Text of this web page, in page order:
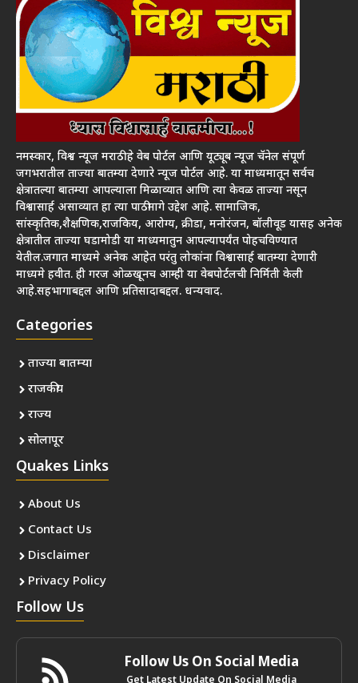
नमस्कार, विश्व न्यूज मराठी हे वेब पोर्टल आणि यूट्यूब न्यूज चॅनेल संपूर्ण
जगभरातील ताज्या बातम्या देणारे न्यूज पोर्टल आहे. या माध्यमातून सर्वच
क्षेत्रातल्या बातम्या आपल्याला मिळाव्यात आणि त्या केवळ ताज्या नसून
विश्वासार्ह असाव्यात हा त्या पाठीमागे उद्देश आहे. सामाजिक,
सांस्कृतिक,शैक्षणिक,राजकिय, आरोग्य, क्रीडा, मनोरंजन, बॉलीवूड यासह अनेक
क्षेत्रातील ताज्या घडामोडी या माध्यमातुन आपल्यापर्यंत पोहचविण्यात
येतील.जगात माध्यमे अनेक आहेत परंतु लोकांना विश्वासार्ह बातम्या देणारी
माध्यमे हवीत. ही गरज ओळखूनच आम्ही या वेबपोर्टलची निर्मिती केली
आहे.सहभागाबद्दल आणि प्रतिसादाबद्दल. धन्यवाद.
Categories
ताज्या बातम्या
राजकीय
राज्य
सोलापूर
Quakes Links
About Us
Contact Us
Disclaimer
Privacy Policy
Follow Us
Follow Us On Social Media